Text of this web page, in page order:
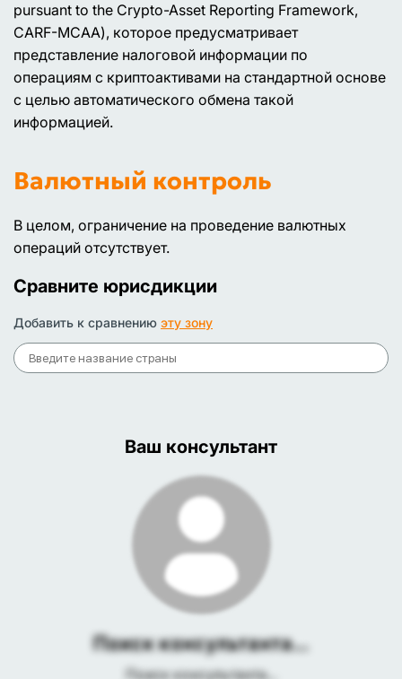
pursuant to the Crypto-Asset Reporting Framework,
CARF-MCAA), которое предусматривает
представление налоговой информации по
операциям с криптоактивами на стандартной основе
с целью автоматического обмена такой
информацией.
Валютный контроль
В целом, ограничение на проведение валютных
операций отсутствует.
Сравните юрисдикции
Добавить к сравнению эту зону
Ваш консультант
Поиск консультанта...
Поиск консультанта...